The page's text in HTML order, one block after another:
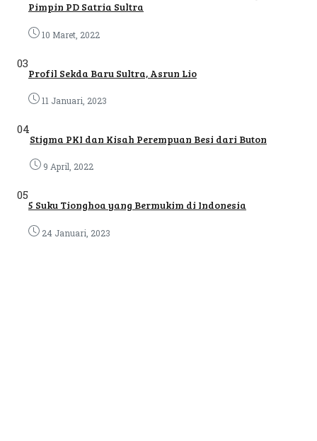
Pimpin PD Satria Sultra
10 Maret, 2022
03
Profil Sekda Baru Sultra, Asrun Lio
11 Januari, 2023
04
Stigma PKI dan Kisah Perempuan Besi dari Buton
9 April, 2022
05
5 Suku Tionghoa yang Bermukim di Indonesia
24 Januari, 2023